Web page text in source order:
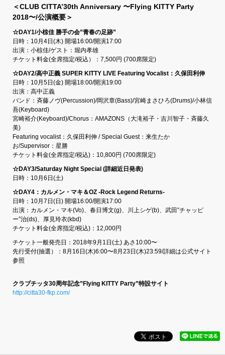
＜CLUB CITTA’30th Anniversary 〜Flying KITTY Party
2018〜/公演概要＞
☆DAY1/小椋佳 勝手の会”青春の足跡”
日時：10月4日(木) 開場16:00/開演17:00
出演：小椋佳/ゲスト：堀内孝雄
チケット料金(全席指定/税込）：7,500円 (700席限定)
☆DAY2/高中正義 SUPER KITTY LIVE Featuring Vocalist：久保田利伸
日時：10月5日(金) 開場18:00/開演19:00
出演：高中正義
バンド：斉藤ノヴ(Percussion)/岡沢章(Bass)/宮崎まさひろ(Drums)/小林信
吾(Keyboard)
宮崎裕介(Keyboard)/Chorus：AMAZONS（大滝裕子・吉川智子・斉藤久
美)
Featuring vocalist：久保田利伸 / Special Guest：来生たか
お/Supervisor：星勝
チケット料金(全席指定/税込)：10,800円 (700席限定)
☆DAY3/Saturday Night Special (詳細近日発表)
日時：10月6日(土)
☆DAY4：カルメン・マキ＆OZ -Rock Legend Returns-
日時：10月7日(日) 開場16:00/開演17:00
出演：カルメン・マキ(Vo)、春日博文(g)、川上シゲ(b)、武田”チャッピ
ー”治(ds)、厚見玲衣(kbd)
チケット料金(全席指定/税込)：12,000円
チケット一般発売日：2018年9月1日(土) あさ10:00〜
先行受付(抽選）：8月16日(木)6:00〜8月23日(木)23:59/詳細は公式サイト
参照
クラブチッタ30周年記念”Flying KITTY Party”特設サイト
http://citta30-fkp.com/